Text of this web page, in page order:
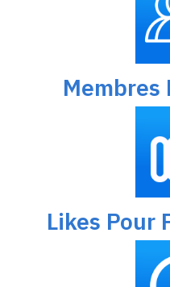
Membres
Likes Pour